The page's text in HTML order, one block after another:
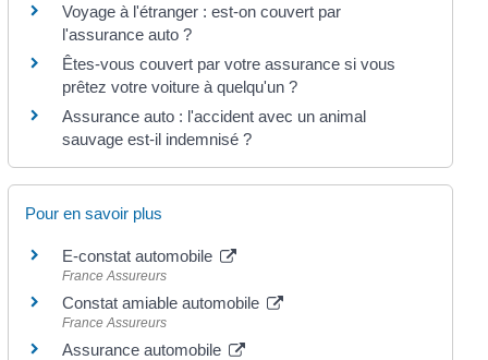
Voyage à l'étranger : est-on couvert par
l'assurance auto ?
Êtes-vous couvert par votre assurance si vous
prêtez votre voiture à quelqu'un ?
Assurance auto : l'accident avec un animal
sauvage est-il indemnisé ?
Pour en savoir plus
E-constat automobile
France Assureurs
Constat amiable automobile
France Assureurs
Assurance automobile